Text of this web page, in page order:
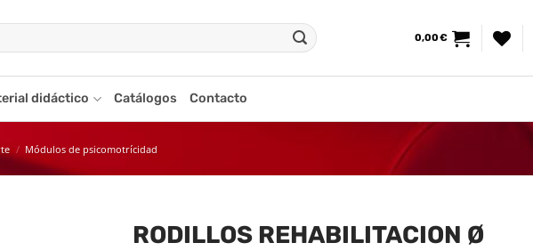
0,00€
didáctico Catálogos Contacto
/ Módulos de psicomotrícidad
RODILLOS REHABILITACION Ø